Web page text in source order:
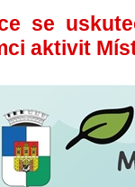
se
aktivit